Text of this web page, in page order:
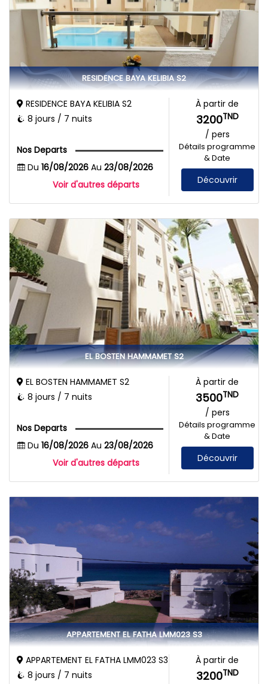
RESIDENCE BAYA KELIBIA S2
RESIDENCE BAYA KELIBIA S2
8 jours / 7 nuits
Nos Departs
Du 16/08/2026 Au 23/08/2026
Voir d'autres départs
À partir de
3200TND
/ pers
Détails programme
& Date
Découvrir
EL BOSTEN HAMMAMET S2
EL BOSTEN HAMMAMET S2
8 jours / 7 nuits
Nos Departs
Du 16/08/2026 Au 23/08/2026
Voir d'autres départs
À partir de
3500TND
/ pers
Détails programme
& Date
Découvrir
APPARTEMENT EL FATHA LMM023 S3
APPARTEMENT EL FATHA LMM023 S3
8 jours / 7 nuits
À partir de
3200TND